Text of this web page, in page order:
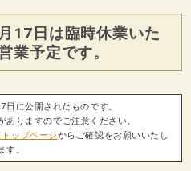
17日は臨時休業いた
業予定です。
日に公開されたものです。
りますのでご注意ください。
ップページからご確認をお願いいたし
ます。